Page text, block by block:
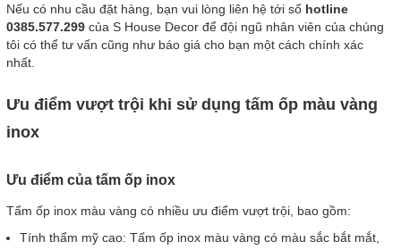
Nếu có nhu cầu đặt hàng, bạn vui lòng liên hệ tới số hotline
0385.577.299 của S House Decor để đội ngũ nhân viên của chúng
tôi có thể tư vấn cũng như báo giá cho bạn một cách chính xác
nhất.
Ưu điểm vượt trội khi sử dụng tấm ốp màu vàng
inox
Ưu điểm của tấm ốp inox
Tấm ốp inox màu vàng có nhiều ưu điểm vượt trội, bao gồm:
Tính thẩm mỹ cao: Tấm ốp inox màu vàng có màu sắc bắt mắt,